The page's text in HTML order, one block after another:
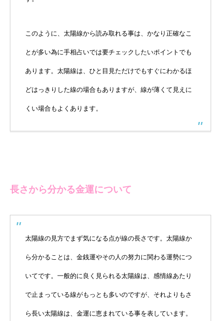
このように、太陽線から読み取れる事は、かなり正確なこ
とが多い為に手相占いでは要チェックしたいポイントでも
あります。太陽線は、ひと目見ただけでもすぐにわかるほ
どはっきりした線の場合もありますが、線が薄くて見えに
くい場合もよくあります。
長さから分かる金運について
太陽線の見方でまず気になる点が線の長さです。太陽線か
ら分かることは、金銭運やその人の努力に関わる運勢につ
いてです。一般的に良く見られる太陽線は、感情線あたり
で止まっている線がもっとも多いのですが、それよりもさ
ら長い太陽線は、金運に恵まれている事を表しています。